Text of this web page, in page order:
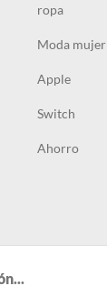
ropa
Moda mujer
Apple
Switch
Ahorro